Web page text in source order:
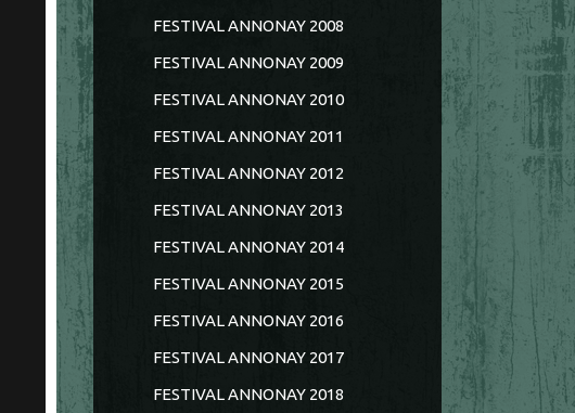
FESTIVAL ANNONAY 2008
FESTIVAL ANNONAY 2009
FESTIVAL ANNONAY 2010
FESTIVAL ANNONAY 2011
FESTIVAL ANNONAY 2012
FESTIVAL ANNONAY 2013
FESTIVAL ANNONAY 2014
FESTIVAL ANNONAY 2015
FESTIVAL ANNONAY 2016
FESTIVAL ANNONAY 2017
FESTIVAL ANNONAY 2018